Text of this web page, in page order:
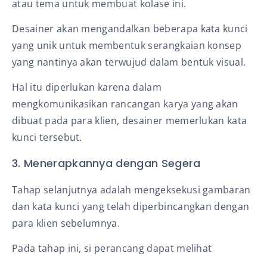
atau tema untuk membuat kolase ini.
Desainer akan mengandalkan beberapa kata kunci
yang unik untuk membentuk serangkaian konsep
yang nantinya akan terwujud dalam bentuk visual.
Hal itu diperlukan karena dalam
mengkomunikasikan rancangan karya yang akan
dibuat pada para klien, desainer memerlukan kata
kunci tersebut.
3. Menerapkannya dengan Segera
Tahap selanjutnya adalah mengeksekusi gambaran
dan kata kunci yang telah diperbincangkan dengan
para klien sebelumnya.
Pada tahap ini, si perancang dapat melihat